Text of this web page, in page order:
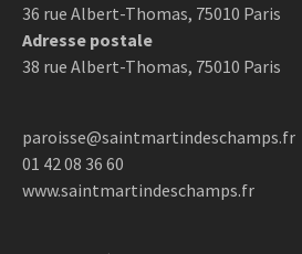
36 rue Albert-Thomas, 75010 Paris
Adresse postale
38 rue Albert-Thomas, 75010 Paris
paroisse@saintmartindeschamps.fr
01 42 08 36 60
www.saintmartindeschamps.fr